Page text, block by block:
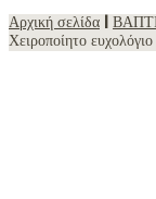
Αρχική σελίδα
Χειροποίητο